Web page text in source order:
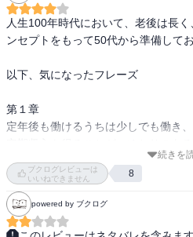
人生100年時代において、老後は長
ンセプトをもって50代から準備して
以下、気になったフレーズ
第１章
定年後も働けるうちは少しでも働き
活を送る上で最も確実なルートである
第２章
地殻変動中とも言われる「50代以降
50代以降の意識の持ち方が、60，65
続きを
ブクログレビューは
いいねできません
8
powered by ブクログ